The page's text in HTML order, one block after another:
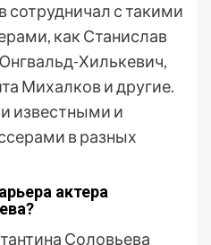
сотрудничал с такими
как Станислав
Хилькевич,
Михалков и другие.
известными и
в разных
актера
Соловьева